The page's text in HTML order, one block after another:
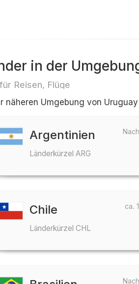
in der
Reisen, Flüge
näheren Umgebung von
Argentinien
Länderkürzel ARG
ca.
Chile
Länderkürzel CHL